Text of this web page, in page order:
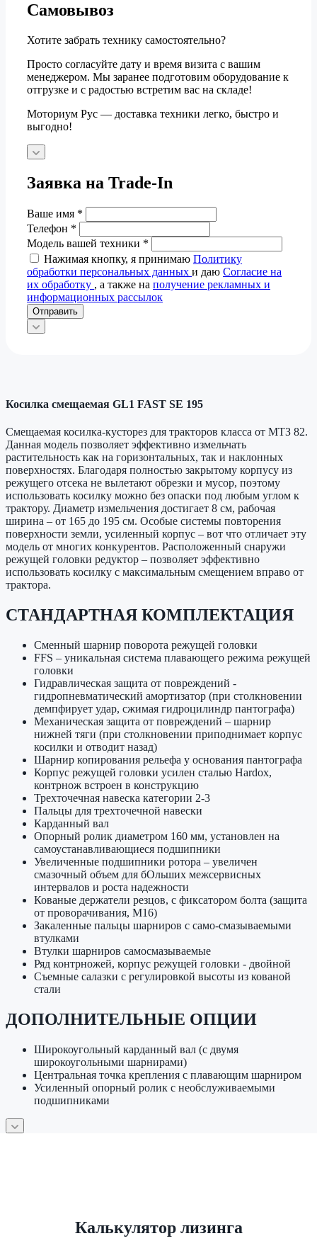
Самовывоз
Хотите забрать технику самостоятельно?
Просто согласуйте дату и время визита с вашим
менеджером. Мы заранее подготовим оборудование к
отгрузке и с радостью встретим вас на складе!
Моториум Рус — доставка техники легко, быстро и
выгодно!
Заявка на Trade-In
Ваше имя *
Телефон *
Модель вашей техники *
Нажимая кнопку, я принимаю Политику
обработки персональных данных и даю Согласие на
их обработку , а также на получение рекламных и
информационных рассылок
Отправить
Косилка смещаемая GL1 FAST SE 195
Смещаемая косилка-кусторез для тракторов класса от МТЗ 82.
Данная модель позволяет эффективно измельчать
растительность как на горизонтальных, так и наклонных
поверхностях. Благодаря полностью закрытому корпусу из
режущего отсека не вылетают обрезки и мусор, поэтому
использовать косилку можно без опаски под любым углом к
трактору. Диаметр измельчения достигает 8 см, рабочая
ширина – от 165 до 195 см. Особые системы повторения
поверхности земли, усиленный корпус – вот что отличает эту
модель от многих конкурентов. Расположенный снаружи
режущей головки редуктор – позволяет эффективно
использовать косилку с максимальным смещением вправо от
трактора.
СТАНДАРТНАЯ КОМПЛЕКТАЦИЯ
Сменный шарнир поворота режущей головки
FFS – уникальная система плавающего режима режущей
головки
Гидравлическая защита от повреждений -
гидропневматический амортизатор (при столкновении
демпфирует удар, сжимая гидроцилиндр пантографа)
Механическая защита от повреждений – шарнир
нижней тяги (при столкновении приподнимает корпус
косилки и отводит назад)
Шарнир копирования рельефа у основания пантографа
Корпус режущей головки усилен сталью Hardox,
контрнож встроен в конструкцию
Трехточечная навеска категории 2-3
Пальцы для трехточечной навески
Карданный вал
Опорный ролик диаметром 160 мм, установлен на
самоустанавливающиеся подшипники
Увеличенные подшипники ротора – увеличен
смазочный объем для бОльших межсервисных
интервалов и роста надежности
Кованые держатели резцов, с фиксатором болта (защита
от проворачивания, М16)
Закаленные пальцы шарниров с само-смазываемыми
втулками
Втулки шарниров самосмазываемые
Ряд контрножей, корпус режущей головки - двойной
Съемные салазки с регулировкой высоты из кованой
стали
ДОПОЛНИТЕЛЬНЫЕ ОПЦИИ
Широкоугольный карданный вал (с двумя
широкоугольными шарнирами)
Центральная точка крепления с плавающим шарниром
Усиленный опорный ролик с необслуживаемыми
подшипниками
Калькулятор лизинга